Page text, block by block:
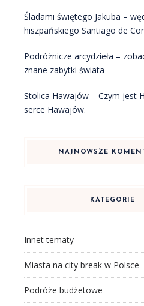
Śladami świętego Jakuba –
hiszpańskiego Santiago de
Podróżnicze arcydzieła –
znane zabytki świata
Stolica Hawajów – Czym jest
serce Hawajów.
NAJNOWSZE
KATEGORIE
Innet tematy
Miasta na city break w Polsce
Podróże budżetowe